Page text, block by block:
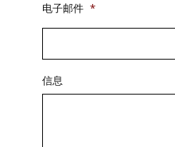
电子邮件 *
信息